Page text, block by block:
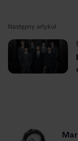
Następny artykuł